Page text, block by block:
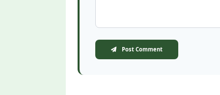
Post Comment